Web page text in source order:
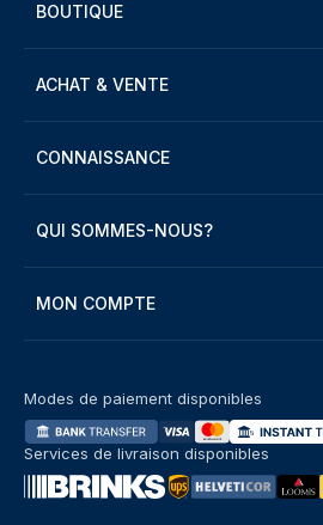
BOUTIQUE
ACHAT & VENTE
CONNAISSANCE
QUI SOMMES-NOUS?
MON COMPTE
Modes de paiement disponibles
Services de livraison disponibles